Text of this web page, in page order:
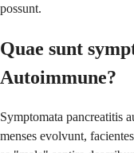
possunt.
Quae sunt
Autoimmune?
Symptomata pancreatitis
menses evolvunt,